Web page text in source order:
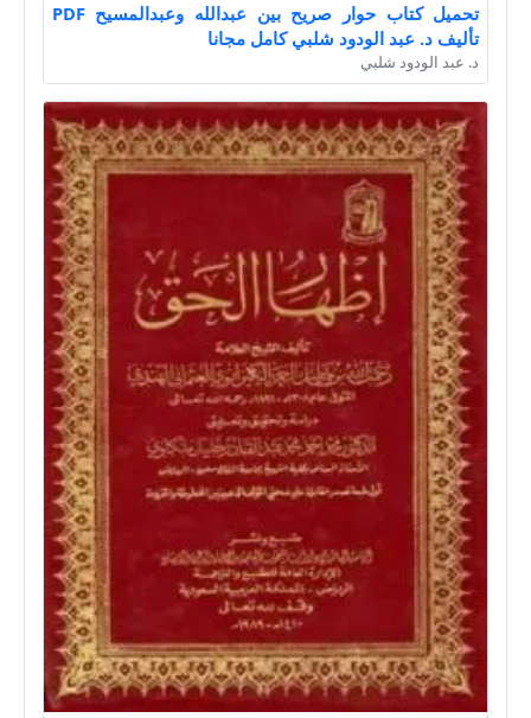
تحميل كتاب حوار صريح بين عبدالله وعبدالمسيح PDF
تأليف د. عبد الودود شلبي كامل مجانا
د. عبد الودود شلبي